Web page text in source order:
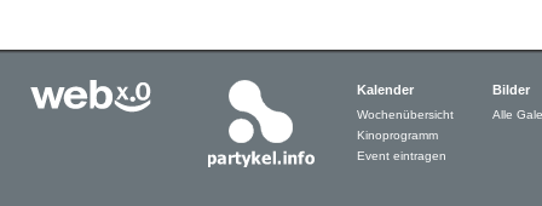
Kalender
Wochenübersicht
Kinoprogramm
Event eintragen
Bilder
Alle